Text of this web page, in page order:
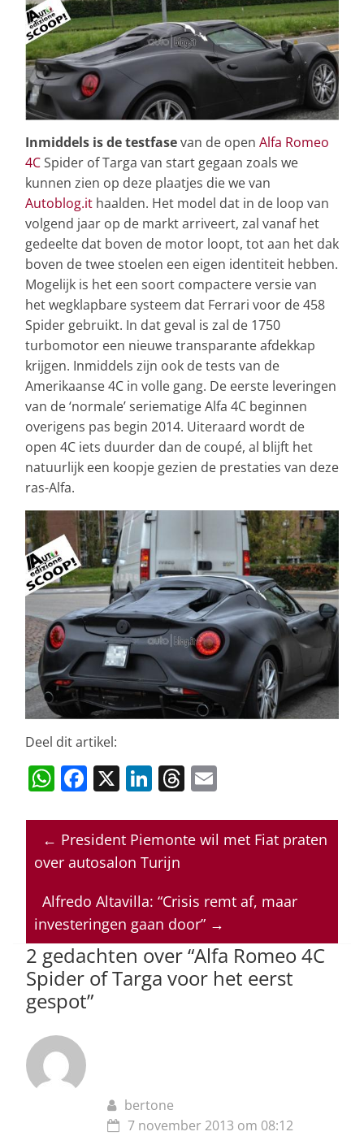
Inmiddels is de testfasevan de open Alfa Romeo
4CSpider of Targa van start gegaan zoals we
kunnen zien op deze plaatjes die we van
Autoblog.it haalden. Het model dat in de loop van
volgend jaar op de markt arriveert, zal vanaf het
gedeelte dat boven de motor loopt, tot aan het dak
boven de twee stoelen een eigen identiteit hebben.
Mogelijk is het een soort compactere versie van
het wegklapbare systeem dat Ferrari voor de 458
Spider gebruikt. In dat geval is zal de 1750
turbomotor een nieuwe transparante afdekkap
krijgen. Inmiddels zijn ook de tests van de
Amerikaanse 4C in volle gang. De eerste leveringen
van de ‘normale’ seriematige Alfa 4C beginnen
overigens pas begin 2014. Uiteraard wordt de
open 4C iets duurder dan de coupé, al blijft het
natuurlijk een koopje gezien de prestaties van deze
ras-Alfa.
Deel dit artikel:
W
at
s
p
p
F
c
e
o
o
k
X Li
k
e
dI
n
T
re
a
s
ai
l
← President Piemonte wil met Fiat praten
over autosalon Turijn
Alfredo Altavilla: “Crisis remt af, maar
investeringen gaan door” →
2 gedachten over “Alfa Romeo 4C
Spider of Targa voor het eerst
gespot”
bertone
7 november 2013 om 08:12